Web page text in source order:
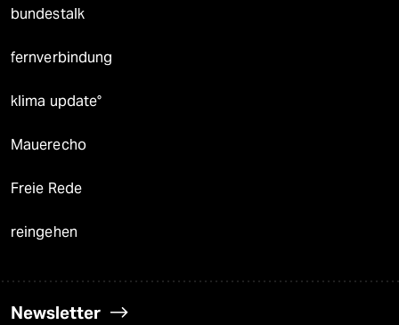
bundestalk
fernverbindung
klima update°
Mauerecho
Freie Rede
reingehen
Newsletter